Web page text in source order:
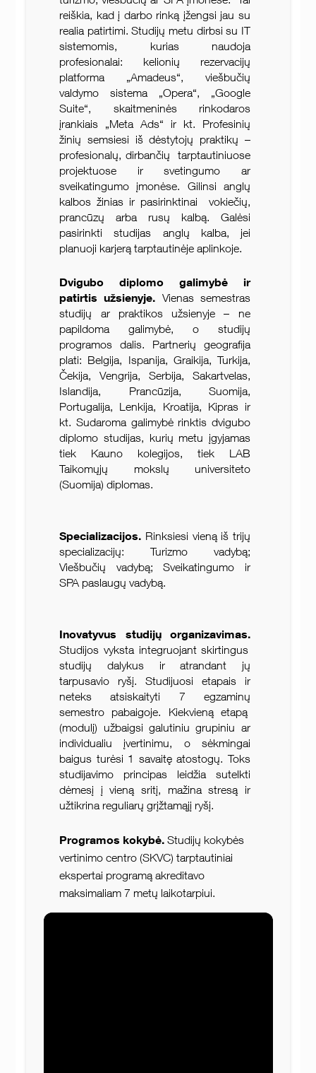
reiškia, kad į darbo rinką įžengsi jau su
realia patirtimi. Studijų metu dirbsi su IT
sistemomis, kurias naudoja
profesionalai: kelionių rezervacijų
platforma „Amadeus“, viešbučių
valdymo sistema „Opera“, „Google
Suite“, skaitmeninės rinkodaros
įrankiais „Meta Ads“ ir kt. Profesinių
žinių semsiesi iš dėstytojų praktikų –
profesionalų, dirbančių tarptautiniuose
projektuose ir svetingumo ar
sveikatingumo įmonėse. Gilinsi anglų
kalbos žinias ir pasirinktinai vokiečių,
prancūzų arba rusų kalbą. Galėsi
pasirinkti studijas anglų kalba, jei
planuoji karjerą tarptautinėje aplinkoje.
Dvigubo diplomo galimybė ir
patirtis užsienyje. Vienas semestras
studijų ar praktikos užsienyje – ne
papildoma galimybė, o studijų
programos dalis. Partnerių geografija
plati: Belgija, Ispanija, Graikija, Turkija,
Čekija, Vengrija, Serbija, Sakartvelas,
Islandija, Prancūzija, Suomija,
Portugalija, Lenkija, Kroatija, Kipras ir
kt. Sudaroma galimybė rinktis dvigubo
diplomo studijas, kurių metu įgyjamas
tiek Kauno kolegijos, tiek LAB
Taikomųjų mokslų universiteto
(Suomija) diplomas.
Specializacijos. Rinksiesi vieną iš trijų
specializacijų: Turizmo vadybą;
Viešbučių vadybą; Sveikatingumo ir
SPA paslaugų vadybą.
Inovatyvus studijų organizavimas.
Studijos vyksta integruojant skirtingus
studijų dalykus ir atrandant jų
tarpusavio ryšį. Studijuosi etapais ir
neteks atsiskaityti 7 egzaminų
semestro pabaigoje. Kiekvieną etapą
(modulį) užbaigsi galutiniu grupiniu ar
individualiu įvertinimu, o sėkmingai
baigus turėsi 1 savaitę atostogų. Toks
studijavimo principas leidžia sutelkti
dėmesį į vieną sritį, mažina stresą ir
užtikrina reguliarų grįžtamąjį ryšį.
Programos kokybė. Studijų kokybės
vertinimo centro (SKVC) tarptautiniai
ekspertai programą akreditavo
maksimaliam 7 metų laikotarpiui.